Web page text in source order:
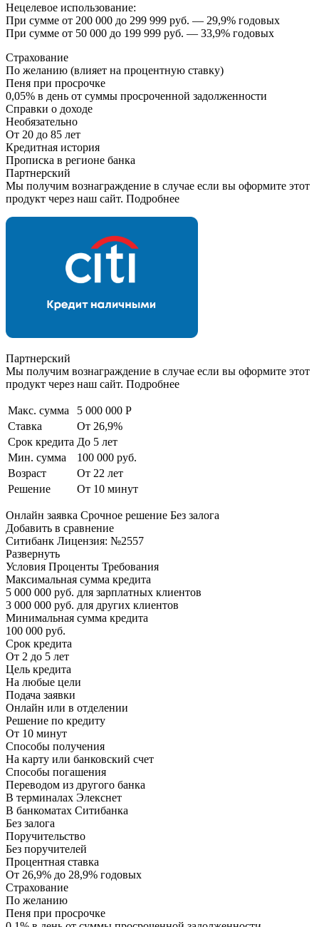
Нецелевое использование:
При сумме от 200 000 до 299 999 руб. — 29,9% годовых
При сумме от 50 000 до 199 999 руб. — 33,9% годовых
Страхование
По желанию (влияет на процентную ставку)
Пеня при просрочке
0,05% в день от суммы просроченной задолженности
Справки о доходе
Необязательно
От 20 до 85 лет
Кредитная история
Прописка в регионе банка
Партнерский
Мы получим вознаграждение в случае если вы оформите этот
продукт через наш сайт. Подробнее
Партнерский
Мы получим вознаграждение в случае если вы оформите этот
продукт через наш сайт. Подробнее
Макс. сумма
5 000 000 Р
Ставка
От 26,9%
Срок кредита До 5 лет
Мин. сумма
100 000 руб.
Возраст
От 22 лет
Решение
От 10 минут
Онлайн заявка Срочное решение Без залога
Добавить в сравнение
Ситибанк Лицензия: №2557
Развернуть
Условия Проценты Требования
Максимальная сумма кредита
5 000 000 руб. для зарплатных клиентов
3 000 000 руб. для других клиентов
Минимальная сумма кредита
100 000 руб.
Срок кредита
От 2 до 5 лет
Цель кредита
На любые цели
Подача заявки
Онлайн или в отделении
Решение по кредиту
От 10 минут
Способы получения
На карту или банковский счет
Способы погашения
Переводом из другого банка
В терминалах Элекснет
В банкоматах Ситибанка
Без залога
Поручительство
Без поручителей
Процентная ставка
От 26,9% до 28,9% годовых
Страхование
По желанию
Пеня при просрочке